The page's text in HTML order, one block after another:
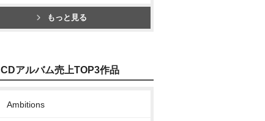
もっと見る
CDアルバム売上TOP3作品
Ambitions